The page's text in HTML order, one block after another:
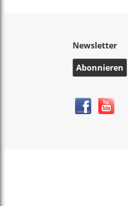
Newsletter
Abonnieren